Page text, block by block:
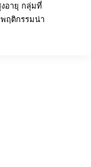
อายุ กลุ่มที่
ฤติกรรมน่า